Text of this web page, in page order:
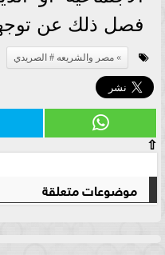
فصل ذلك عن
مصر والشريعه # الصريدي
⇧
موضوعات متعلقة